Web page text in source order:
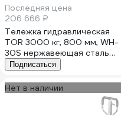
Последняя цена
206 666 ₽
Тележка гидравлическая
TOR 3000 кг, 800 мм, WH-
30S нержавеющая сталь
(нейлоновые колеса) 1042811
Подписаться
Нет в наличии